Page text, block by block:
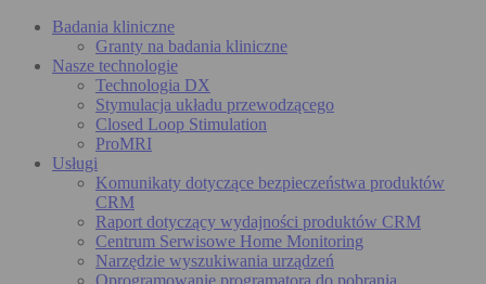
Badania kliniczne
Granty na badania kliniczne
Nasze technologie
Technologia DX
Stymulacja układu przewodzącego
Closed Loop Stimulation
ProMRI
Usługi
Komunikaty dotyczące bezpieczeństwa produktów
CRM
Raport dotyczący wydajności produktów CRM
Centrum Serwisowe Home Monitoring
Narzędzie wyszukiwania urządzeń
Oprogramowanie programatora do pobrania